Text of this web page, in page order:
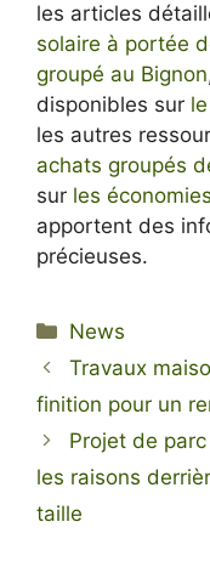
les articles
solaire à portée
groupé au Bignon
disponibles sur
les autres
achats groupés
sur les
apportent des
précieuses.
Categories
News
Travaux
finition pour un
Projet de
les raisons
taille